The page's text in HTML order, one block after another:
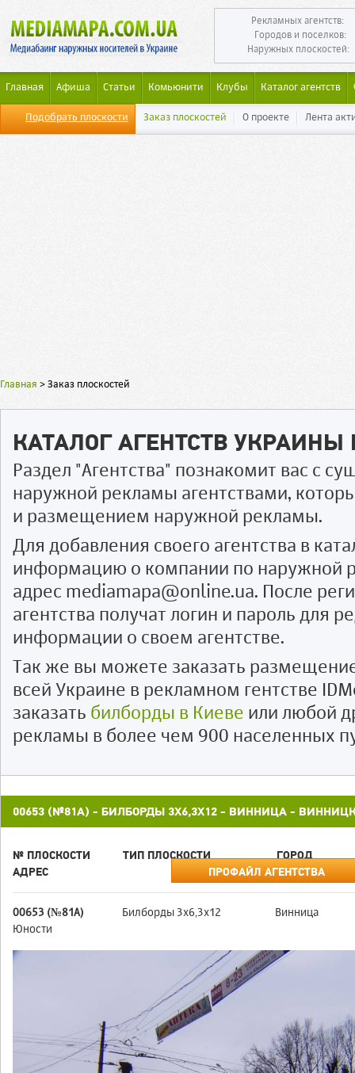
Рекламных агентств:
Городов и поселков:
Наружных плоскостей:
Главная Афиша Статьи Комьюнити Клубы Каталог агентств
Подобрать плоскости Заказ плоскостей О проекте Лента
Главная > Заказ плоскостей
КАТАЛОГ АГЕНТСТВ
Раздел "Агентства" познакомит вас с
наружной рекламы агентствами,
и размещением наружной рекламы.
Для добавления своего агентства в
информацию о компании по наружной
адрес mediamapa@online.ua. После
агентства получат логин и пароль для
информации о своем агентстве.
Так же вы можете заказать
всей Украине в рекламном гентстве
заказать билборды в Киеве или любой
рекламы в более чем 900 населенных
00653 (№81А) - БИЛБОРДЫ 3X6,3X12 - ВИННИЦА -
№ ПЛОСКОСТИ ТИП ПЛОСКОСТИ
ГОРОД
АДРЕС
ПРОФАЙЛ АГЕНТСТВА
00653 (№81А) Билборды 3x6,3x12
Винница
Юности